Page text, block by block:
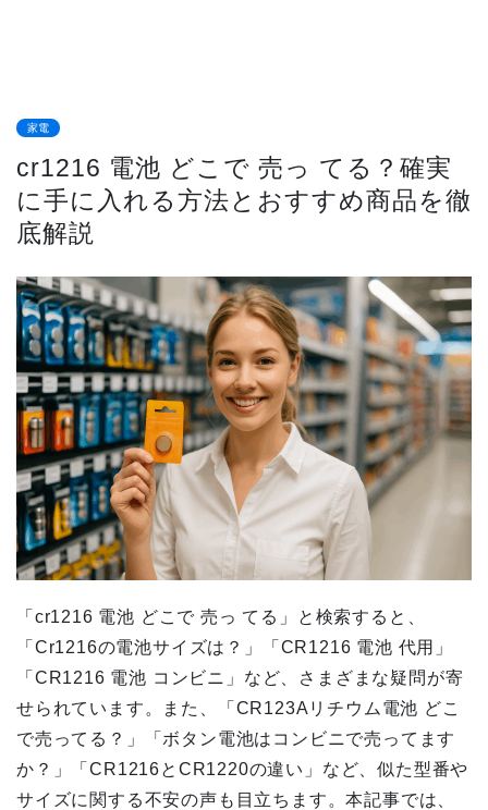
家電
cr1216 電池 どこで 売っ てる？確実
に手に入れる方法とおすすめ商品を徹
底解説
「cr1216 電池 どこで 売っ てる」と検索すると、
「Cr1216の電池サイズは？」「CR1216 電池 代用」
「CR1216 電池 コンビニ」など、さまざまな疑問が寄
せられています。また、「CR123Aリチウム電池 どこ
で売ってる？」「ボタン電池はコンビニで売ってます
か？」「CR1216とCR1220の違い」など、似た型番や
サイズに関する不安の声も目立ちます。本記事では、